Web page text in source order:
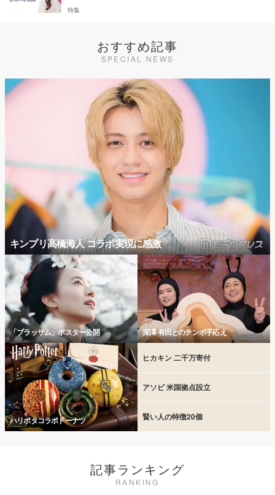
特集
おすすめ記事
SPECIAL NEWS
キンプリ高橋海人 コラボ実現に感激
「ブラッサム」ポスター公開 深澤 有田とのテンポ手応え
ハリポタコラボドーナツ
ヒカキン 二千万寄付
アソビ 米国拠点設立
賢い人の特徴20個
記事ランキング
RANKING